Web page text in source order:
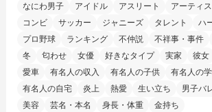
なにわ男子
アイドル アスリート アーティス
コンビ
サッカー ジャニーズ タレント ハ
プロ野球
ランキング 不仲説 不祥事・事件
冬
匂わせ 女優 好きなタイプ 実家 彼女
愛車
有名人の収入 有名人の子供 有名人の
有名人の自宅
炎上 熱愛 生い立ち 男子バ
美容
芸名・本名 身長・体重 金持ち